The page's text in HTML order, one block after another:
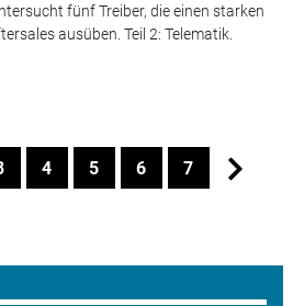
fünf Treiber, die einen starken
ausüben. Teil 2: Telematik.
4 5 6 7